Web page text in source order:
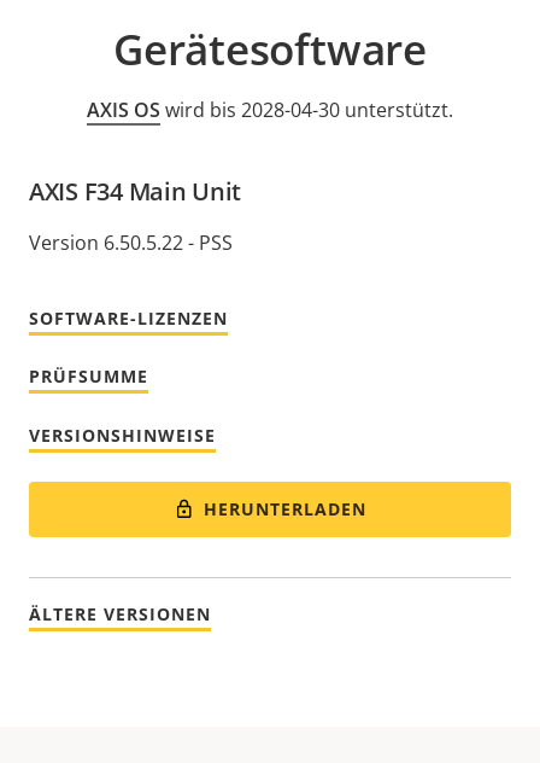
Gerätesoftware
AXIS OS wird bis 2028-04-30 unterstützt.
AXIS F34 Main Unit
Version 6.50.5.22 - PSS
SOFTWARE-LIZENZEN
PRÜFSUMME
VERSIONSHINWEISE
HERUNTERLADEN
ÄLTERE VERSIONEN